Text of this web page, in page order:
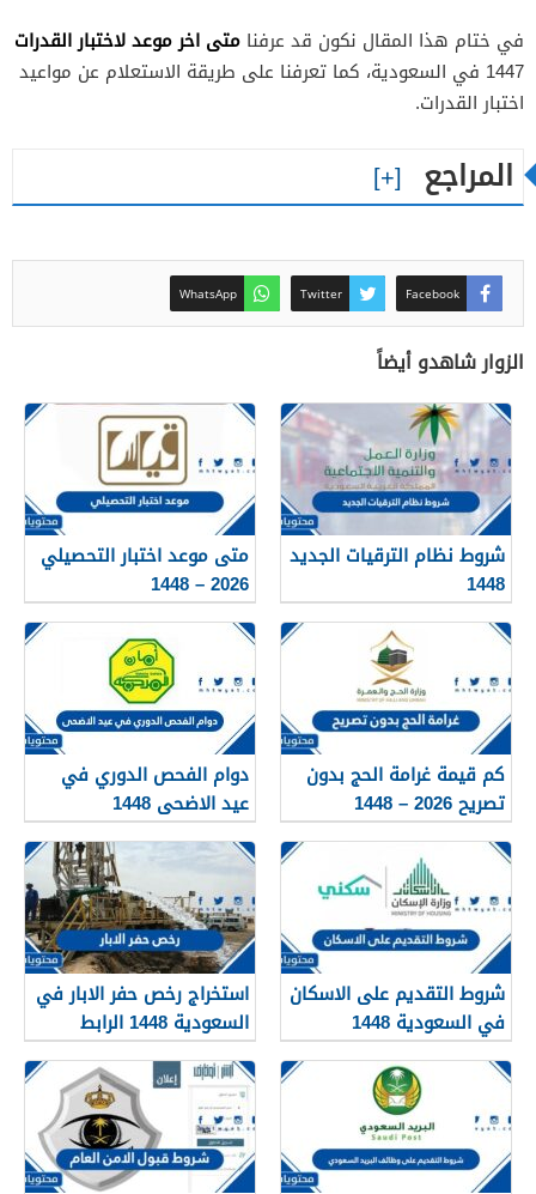
في ختام هذا المقال نكون قد عرفنا متى اخر موعد لاختبار القدرات
1447 في السعودية، كما تعرفنا على طريقة الاستعلام عن مواعيد
اختبار القدرات.
المراجع
Facebook
Twitter
WhatsApp
الزوار شاهدو أيضاً
شروط نظام الترقيات الجديد
1448
متى موعد اختبار التحصيلي
2026 – 1448
كم قيمة غرامة الحج بدون
تصريح 2026 – 1448
دوام الفحص الدوري في
عيد الاضحى 1448
شروط التقديم على الاسكان
في السعودية 1448
استخراج رخص حفر الابار في
السعودية 1448 الرابط
والشروط بالتفصيل